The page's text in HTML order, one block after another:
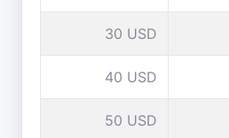
30 USD
40 USD
50 USD